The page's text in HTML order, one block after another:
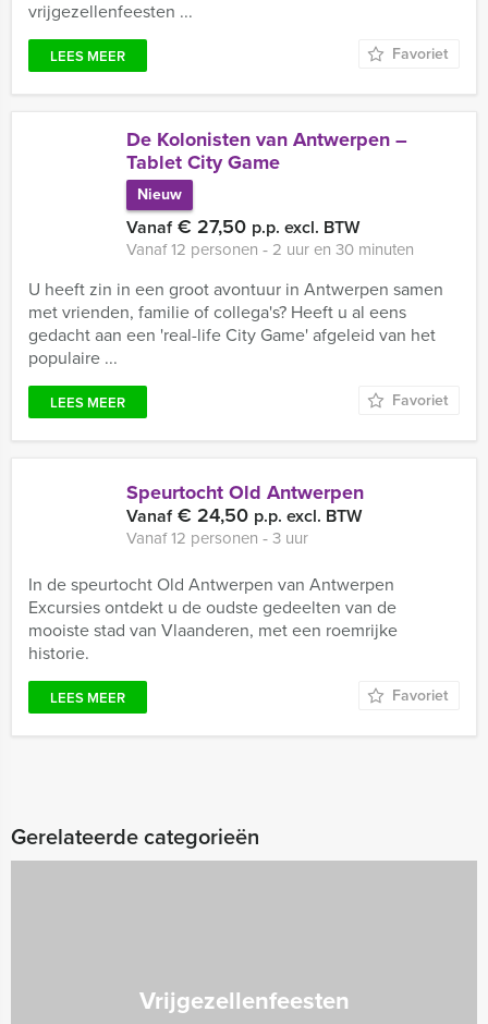
vrijgezellenfeesten ...
LEES MEER Favoriet
De Kolonisten van Antwerpen –
Tablet City Game
Nieuw
Vanaf€ 27,50 p.p. excl. BTW
Vanaf 12 personen ‐ 2 uur en 30 minuten
U heeft zin in een groot avontuur in Antwerpen samen
met vrienden, familie of collega's? Heeft u al eens
gedacht aan een 'real-life City Game' afgeleid van het
populaire ...
LEES MEER Favoriet
Speurtocht Old Antwerpen
Vanaf€ 24,50 p.p. excl. BTW
Vanaf 12 personen ‐ 3 uur
In de speurtocht Old Antwerpen van Antwerpen
Excursies ontdekt u de oudste gedeelten van de
mooiste stad van Vlaanderen, met een roemrijke
historie.
LEES MEER Favoriet
Gerelateerde categorieën
Vrijgezellenfeesten